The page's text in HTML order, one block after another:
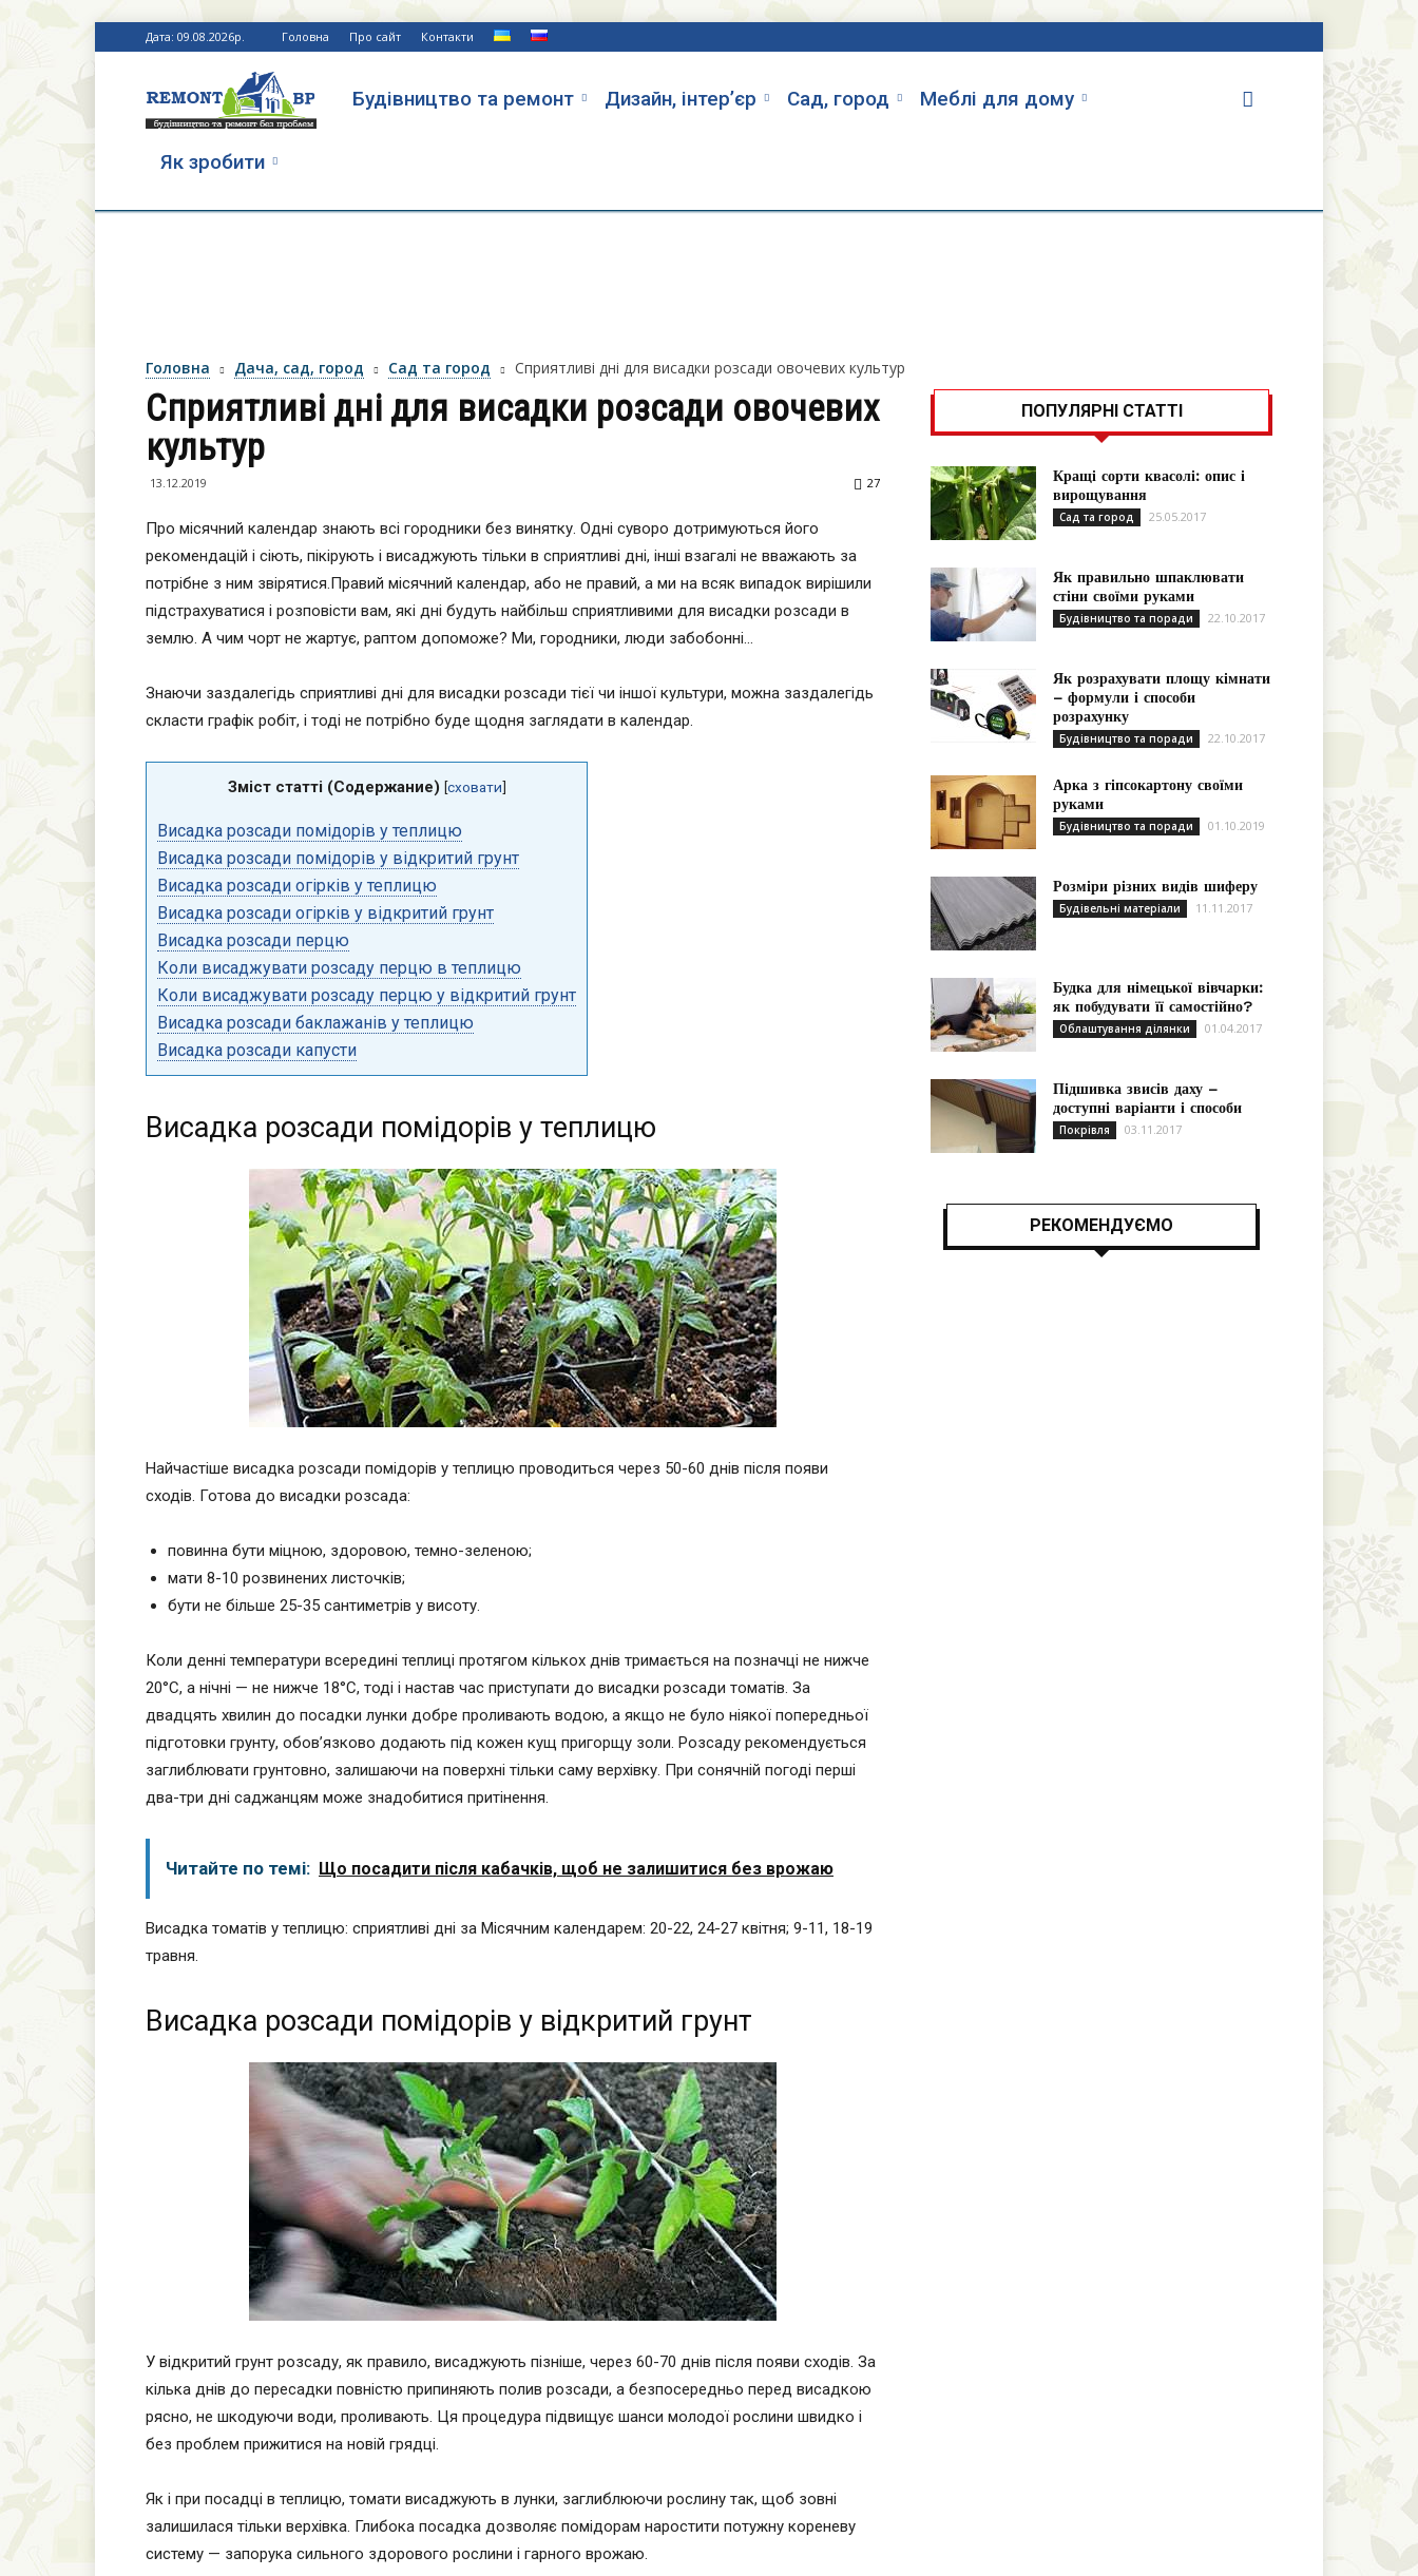
Дата: 09.08.2026р. Головна Про сайт Контакти
Ремонт
Будівництво та ремонт Дизайн, інтер’єр Cад, город Меблі для дому
Як зробити
Головна Дача, сад, город Сад та город Сприятливі дні для висадки розсади овочевих культур
Сприятливі дні для висадки розсади овочевих
культур
13.12.2019 27
Про місячний календар знають всі городники без винятку. Одні суворо дотримуються його
рекомендацій і сіють, пікірують і висаджують тільки в сприятливі дні, інші взагалі не вважають за
потрібне з ним звірятися.Правий місячний календар, або не правий, а ми на всяк випадок вирішили
підстрахуватися і розповісти вам, які дні будуть найбільш сприятливими для висадки розсади в
землю. А чим чорт не жартує, раптом допоможе? Ми, городники, люди забобонні…
Знаючи заздалегідь сприятливі дні для висадки розсади тієї чи іншої культури, можна заздалегідь
скласти графік робіт, і тоді не потрібно буде щодня заглядати в календар.
Зміст статті (Содержание) [сховати]
Висадка розсади помідорів у теплицю
Висадка розсади помідорів у відкритий грунт
Висадка розсади огірків у теплицю
Висадка розсади огірків у відкритий грунт
Висадка розсади перцю
Коли висаджувати розсаду перцю в теплицю
Коли висаджувати розсаду перцю у відкритий грунт
Висадка розсади баклажанів у теплицю
Висадка розсади капусти
Висадка розсади помідорів у теплицю
Найчастіше висадка розсади помідорів у теплицю проводиться через 50-60 днів після появи
сходів. Готова до висадки розсада:
повинна бути міцною, здоровою, темно-зеленою;
мати 8-10 розвинених листочків;
бути не більше 25-35 сантиметрів у висоту.
Коли денні температури всередині теплиці протягом кількох днів тримається на позначці не нижче
20°С, а нічні — не нижче 18°С, тоді і настав час приступати до висадки розсади томатів. За
двадцять хвилин до посадки лунки добре проливають водою, а якщо не було ніякої попередньої
підготовки грунту, обов’язково додають під кожен кущ пригорщу золи. Розсаду рекомендується
заглиблювати грунтовно, залишаючи на поверхні тільки саму верхівку. При сонячній погоді перші
два-три дні саджанцям може знадобитися притінення.
Читайте по темі: Що посадити після кабачків, щоб не залишитися без врожаю
Висадка томатів у теплицю: сприятливі дні за Місячним календарем: 20-22, 24-27 квітня; 9-11, 18-19
травня.
Висадка розсади помідорів у відкритий грунт
У відкритий грунт розсаду, як правило, висаджують пізніше, через 60-70 днів після появи сходів. За
кілька днів до пересадки повністю припиняють полив розсади, а безпосередньо перед висадкою
рясно, не шкодуючи води, проливають. Ця процедура підвищує шанси молодої рослини швидко і
без проблем прижитися на новій грядці.
Як і при посадці в теплицю, томати висаджують в лунки, заглиблюючи рослину так, щоб зовні
залишилася тільки верхівка. Глибока посадка дозволяє помідорам наростити потужну кореневу
систему — запорука сильного здорового рослини і гарного врожаю.
ПОПУЛЯРНІ СТАТТІ
Кращі сорти квасолі: опис і
вирощування
Сад та город 25.05.2017
Як правильно шпаклювати
стіни своїми руками
Будівництво та поради 22.10.2017
Як розрахувати площу кімнати
– формули і способи
розрахунку
Будівництво та поради 22.10.2017
Арка з гіпсокартону своїми
руками
Будівництво та поради 01.10.2019
Розміри різних видів шиферу
Будівельні матеріали 11.11.2017
Будка для німецької вівчарки:
як побудувати її самостійно?
Облаштування ділянки 01.04.2017
Підшивка звисів даху –
доступні варіанти і способи
Покрівля 03.11.2017
РЕКОМЕНДУЄМО